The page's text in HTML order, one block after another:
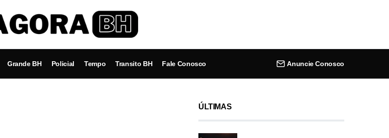
Grande BH Policial Tempo Transito BH Fale Conosco Anuncie Conosco
ÚLTIMAS